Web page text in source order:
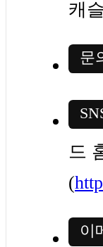
캐
문
드
(
이